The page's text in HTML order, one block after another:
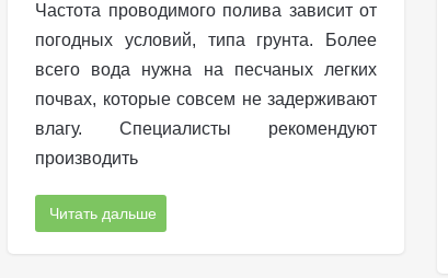
Частота проводимого полива зависит от
погодных условий, типа грунта. Более
всего вода нужна на песчаных легких
почвах, которые совсем не задерживают
влагу. Специалисты рекомендуют
производить
Читать дальше